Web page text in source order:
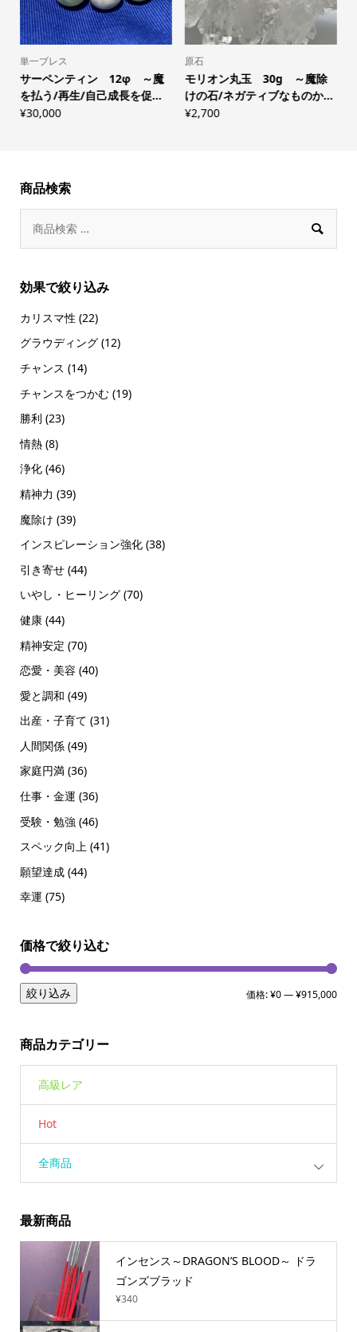
単一ブレス
サーペンティン 12φ ～魔
を払う/再生/自己成長を促...
¥30,000
原石
モリオン丸玉 30g ～魔除
けの石/ネガティブなものか...
¥2,700
商品検索

効果で絞り込み
カリスマ性 (22)
グラウディング (12)
チャンス (14)
チャンスをつかむ (19)
勝利 (23)
情熱 (8)
浄化 (46)
精神力 (39)
魔除け (39)
インスピレーション強化 (38)
引き寄せ (44)
いやし・ヒーリング (70)
健康 (44)
精神安定 (70)
恋愛・美容 (40)
愛と調和 (49)
出産・子育て (31)
人間関係 (49)
家庭円満 (36)
仕事・金運 (36)
受験・勉強 (46)
スペック向上 (41)
願望達成 (44)
幸運 (75)
価格で絞り込む
絞り込み 価格:¥0—¥915,000
商品カテゴリー
高級レア
Hot
全商品
最新商品
インセンス～DRAGON’S BLOOD～ ドラ
ゴンズブラッド
¥340